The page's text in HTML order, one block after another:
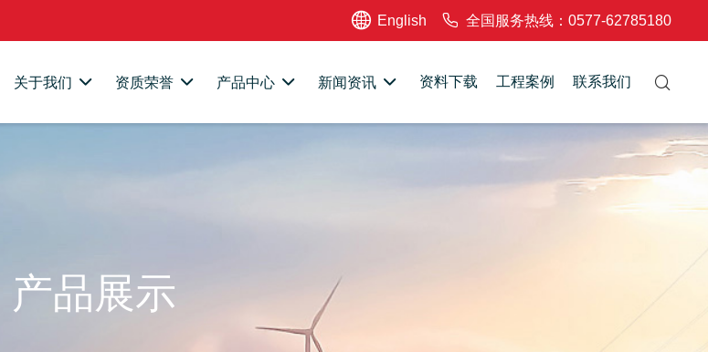
English 全国服务热线：0577-62785180
关于我们 资质荣誉 产品中心 新闻资讯 资料下载 工程案例 联系我们
产品展示